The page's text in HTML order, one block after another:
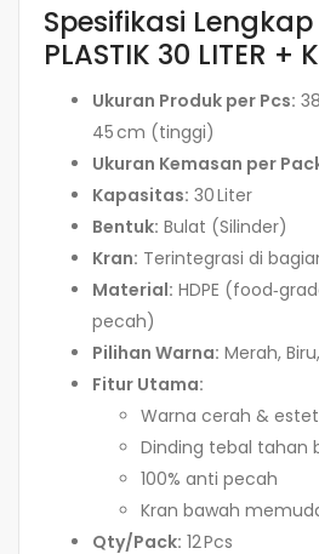
Spesifikasi Lengkap
PLASTIK 30 LITER +
Ukuran Produk per Pcs:
45 cm (tinggi)
Ukuran Kemasan per
Kapasitas: 30 Liter
Bentuk: Bulat (Silinder)
Kran: Terintegrasi di
Material: HDPE
pecah)
Pilihan Warna: Merah,
Fitur Utama:
Warna cerah &
Dinding tebal tahan
100% anti pecah
Kran bawah
Qty/Pack: 12 Pcs